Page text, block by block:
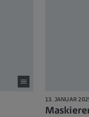
13. JANUAR